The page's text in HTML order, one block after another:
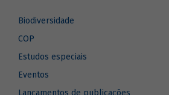
Biodiversidade
COP
Estudos especiais
Eventos